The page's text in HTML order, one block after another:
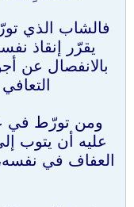
فالشاب الذي
يقرّر إنقاذ
بالانفصال عن
ومن تورّط في
عليه أن يتوب
العفاف في